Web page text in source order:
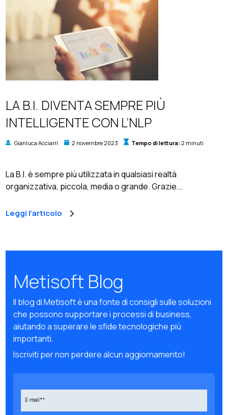
LA B.I. DIVENTA SEMPRE PIÙ
INTELLIGENTE CON L’NLP
Gianluca Acciarri 2 novembre 2023 Tempo di lettura:2 minuti
La B.I. è sempre più utilizzata in qualsiasi realtà
organizzativa, piccola, media o grande. Grazie...
Leggi l'articolo
Metisoft Blog
Il blog di Metisoft è una fonte di consigli sulle soluzioni
che possono supportare i processi di business,
aiutando a superare le sfide tecnologiche più
importanti.
Iscriviti per non perdere alcun aggiornamento!